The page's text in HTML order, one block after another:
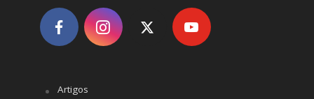
Artigos